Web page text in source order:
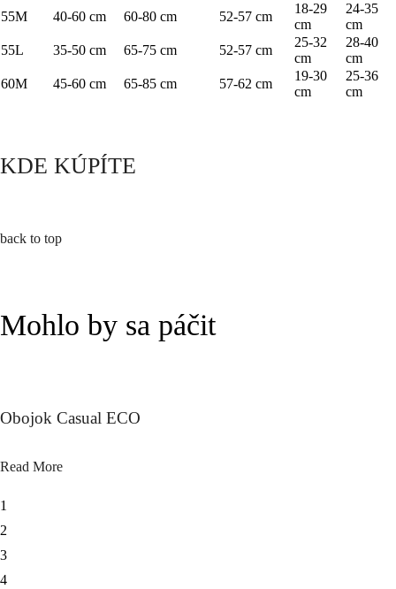
55M
40-60 cm 60-80 cm 52-57 cm
18-29
cm
24-35
cm
55L
35-50 cm 65-75 cm 52-57 cm
25-32
cm
28-40
cm
60M
45-60 cm 65-85 cm 57-62 cm
19-30
cm
25-36
cm
KDE KÚPÍTE
back to top
Mohlo by sa páčit
Obojok Casual ECO
Read More
1
2
3
4